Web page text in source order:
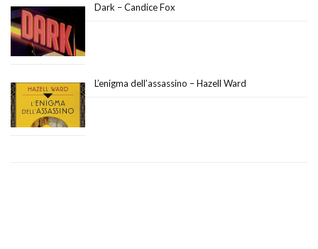
Dark – Candice Fox
L’enigma dell’assassino – Hazell Ward